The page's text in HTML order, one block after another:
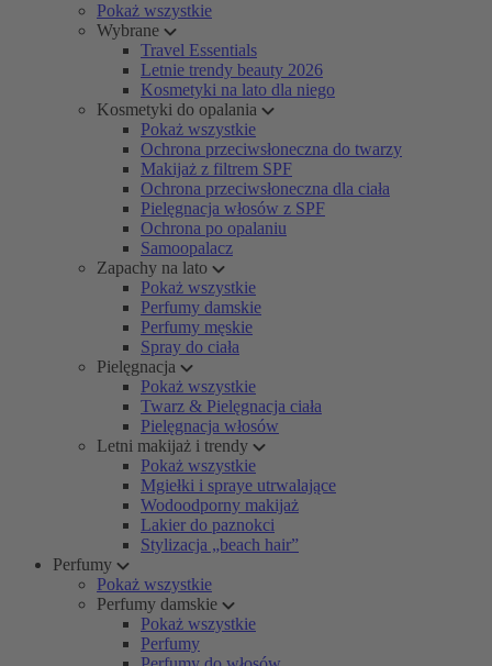
Pokaż wszystkie
Wybrane
Travel Essentials
Letnie trendy beauty 2026
Kosmetyki na lato dla niego
Kosmetyki do opalania
Pokaż wszystkie
Ochrona przeciwsłoneczna do twarzy
Makijaż z filtrem SPF
Ochrona przeciwsłoneczna dla ciała
Pielęgnacja włosów z SPF
Ochrona po opalaniu
Samoopalacz
Zapachy na lato
Pokaż wszystkie
Perfumy damskie
Perfumy męskie
Spray do ciała
Pielęgnacja
Pokaż wszystkie
Twarz & Pielęgnacja ciała
Pielęgnacja włosów
Letni makijaż i trendy
Pokaż wszystkie
Mgiełki i spraye utrwalające
Wodoodporny makijaż
Lakier do paznokci
Stylizacja „beach hair”
Perfumy
Pokaż wszystkie
Perfumy damskie
Pokaż wszystkie
Perfumy